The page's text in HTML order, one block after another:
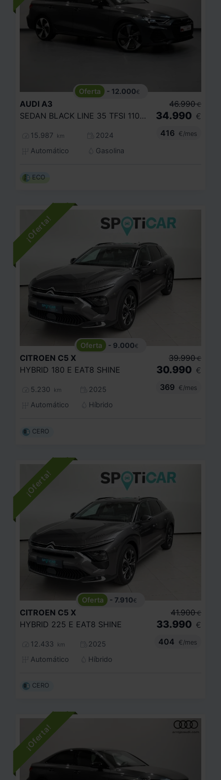
- 12.000€
AUDI A3
SEDAN BLACK LINE 35 TFSI 110KW S TRONIC
15.987 km
2024
Automático
Gasolina
46.990 €
34.990 €
416
€/mes
ECO
- 9.000€
CITROEN C5 X
HYBRID 180 E EAT8 SHINE
5.230 km
2025
Automático
Híbrido
39.990 €
30.990 €
369
€/mes
CERO
- 7.910€
CITROEN C5 X
HYBRID 225 E EAT8 SHINE
12.433 km
2025
Automático
Híbrido
41.900 €
33.990 €
404
€/mes
CERO